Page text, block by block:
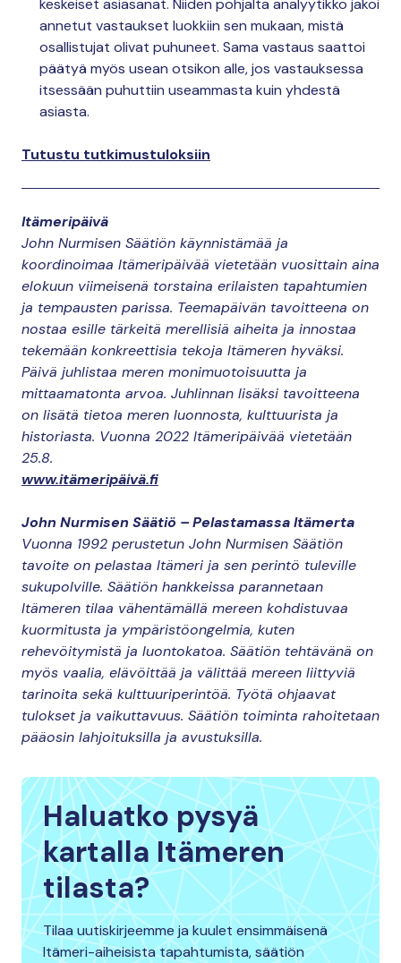
keskeiset asiasanat. Niiden pohjalta analyytikko jakoi
annetut vastaukset luokkiin sen mukaan, mistä
osallistujat olivat puhuneet. Sama vastaus saattoi
päätyä myös usean otsikon alle, jos vastauksessa
itsessään puhuttiin useammasta kuin yhdestä
asiasta.
Tutustu tutkimustuloksiin
Itämeripäivä
John Nurmisen Säätiön käynnistämää ja
koordinoimaa Itämeripäivää vietetään vuosittain aina
elokuun viimeisenä torstaina erilaisten tapahtumien
ja tempausten parissa. Teemapäivän tavoitteena on
nostaa esille tärkeitä merellisiä aiheita ja innostaa
tekemään konkreettisia tekoja Itämeren hyväksi.
Päivä juhlistaa meren monimuotoisuutta ja
mittaamatonta arvoa. Juhlinnan lisäksi tavoitteena
on lisätä tietoa meren luonnosta, kulttuurista ja
historiasta. Vuonna 2022 Itämeripäivää vietetään
25.8.
www.itämeripäivä.fi
John Nurmisen Säätiö – Pelastamassa Itämerta
Vuonna 1992 perustetun John Nurmisen Säätiön
tavoite on pelastaa Itämeri ja sen perintö tuleville
sukupolville. Säätiön hankkeissa parannetaan
Itämeren tilaa vähentämällä mereen kohdistuvaa
kuormitusta ja ympäristöongelmia, kuten
rehevöitymistä ja luontokatoa. Säätiön tehtävänä on
myös vaalia, elävöittää ja välittää mereen liittyviä
tarinoita sekä kulttuuriperintöä. Työtä ohjaavat
tulokset ja vaikuttavuus. Säätiön toiminta rahoitetaan
pääosin lahjoituksilla ja avustuksilla.
Haluatko pysyä
kartalla Itämeren
tilasta?
Tilaa uutiskirjeemme ja kuulet ensimmäisenä
Itämeri-aiheisista tapahtumista, säätiön